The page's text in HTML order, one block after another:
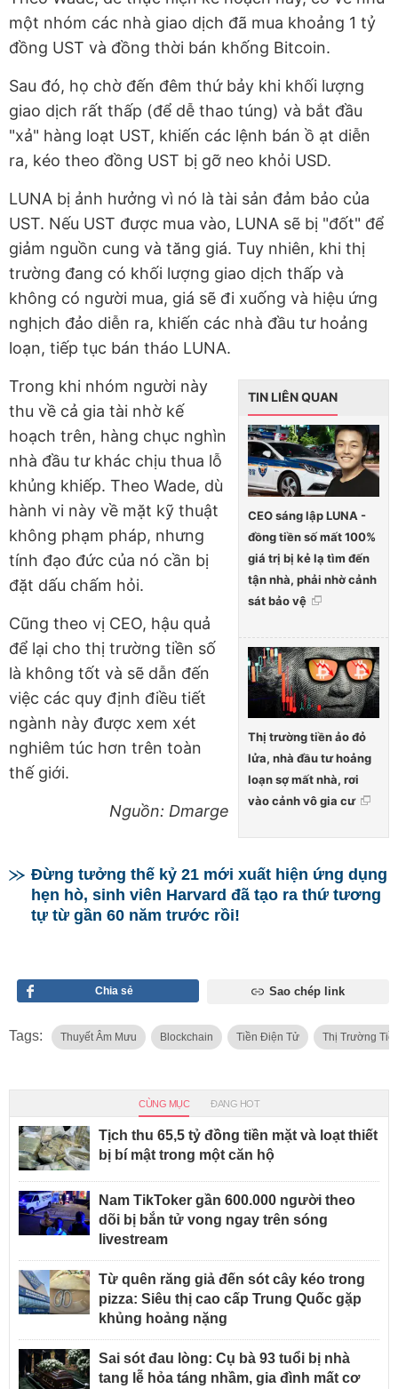
một nhóm các nhà giao dịch đã mua khoảng 1 tỷ
đồng UST và đồng thời bán khống Bitcoin.
Sau đó, họ chờ đến đêm thứ bảy khi khối lượng
giao dịch rất thấp (để dễ thao túng) và bắt đầu
"xả" hàng loạt UST, khiến các lệnh bán ồ ạt diễn
ra, kéo theo đồng UST bị gỡ neo khỏi USD.
LUNA bị ảnh hưởng vì nó là tài sản đảm bảo của
UST. Nếu UST được mua vào, LUNA sẽ bị "đốt" để
giảm nguồn cung và tăng giá. Tuy nhiên, khi thị
trường đang có khối lượng giao dịch thấp và
không có người mua, giá sẽ đi xuống và hiệu ứng
nghịch đảo diễn ra, khiến các nhà đầu tư hoảng
loạn, tiếp tục bán tháo LUNA.
TIN LIÊN QUAN
CEO sáng lập LUNA -
đồng tiền số mất 100%
giá trị bị kẻ lạ tìm đến
tận nhà, phải nhờ cảnh
sát bảo vệ
Thị trường tiền ảo đỏ
lửa, nhà đầu tư hoảng
loạn sợ mất nhà, rơi
vào cảnh vô gia cư
Trong khi nhóm người này
thu về cả gia tài nhờ kế
hoạch trên, hàng chục nghìn
nhà đầu tư khác chịu thua lỗ
khủng khiếp. Theo Wade, dù
hành vi này về mặt kỹ thuật
không phạm pháp, nhưng
tính đạo đức của nó cần bị
đặt dấu chấm hỏi.
Cũng theo vị CEO, hậu quả
để lại cho thị trường tiền số
là không tốt và sẽ dẫn đến
việc các quy định điều tiết
ngành này được xem xét
nghiêm túc hơn trên toàn
thế giới.
Nguồn: Dmarge
Đừng tưởng thế kỷ 21 mới xuất hiện ứng dụng
hẹn hò, sinh viên Harvard đã tạo ra thứ tương
tự từ gần 60 năm trước rồi!
Chia sẻ Sao chép link
Tags: Thuyết Âm Mưu Blockchain Tiền Điện Tử Thị Trường
CÙNG MỤC ĐANG HOT
Tịch thu 65,5 tỷ đồng tiền mặt và loạt thiết
bị bí mật trong một căn hộ
Nam TikToker gần 600.000 người theo
dõi bị bắn tử vong ngay trên sóng
livestream
Từ quên răng giả đến sót cây kéo trong
pizza: Siêu thị cao cấp Trung Quốc gặp
khủng hoảng nặng
Sai sót đau lòng: Cụ bà 93 tuổi bị nhà
tang lễ hỏa táng nhầm, gia đình mất cơ